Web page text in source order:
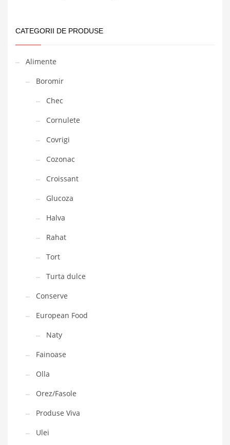
CATEGORII DE PRODUSE
Alimente
Boromir
Chec
Cornulete
Covrigi
Cozonac
Croissant
Glucoza
Halva
Rahat
Tort
Turta dulce
Conserve
European Food
Naty
Fainoase
Olla
Orez/Fasole
Produse Viva
Ulei